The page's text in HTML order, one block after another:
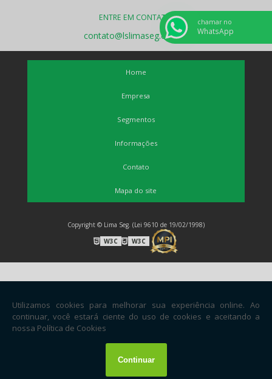
ENTRE EM CONTATO:
contato@lslimaseg.com.br
Home
Empresa
Segmentos
Informações
Contato
Mapa do site
Copyright © Lima Seg. (Lei 9610 de 19/02/1998)
W3C
W3C
chamar no
WhatsApp